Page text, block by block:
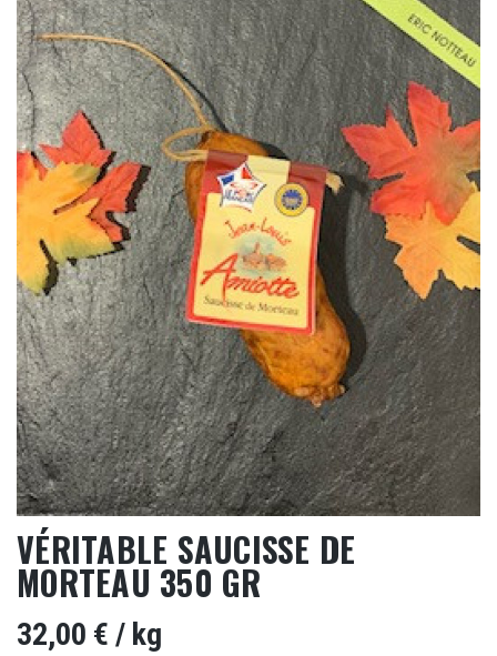
VÉRITABLE SAUCISSE DE
MORTEAU 350 GR
32,00 € / kg